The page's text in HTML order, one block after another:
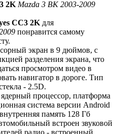
2K Mazda 3 BK 2003-2009
СС3 2Kдля
понравится самому
экран в 9 дюймов, с
разделения экрана, что
просмотром видео в
навигатор в дороге. Тип
- 2.5D.
процессор, платформа
система версии Android
память 128 Гб
встроен звуковой